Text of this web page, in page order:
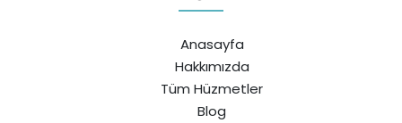
Anasayfa
Hakkımızda
Tüm Hüzmetler
Blog